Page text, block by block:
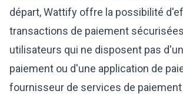
départ, Wattify offre la possibilité
transactions de paiement
utilisateurs qui ne disposent pas
paiement ou d'une application de
fournisseur de services de